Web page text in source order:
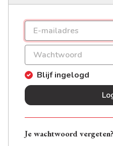
Blijf ingelogd
Je wachtwoord vergeten?